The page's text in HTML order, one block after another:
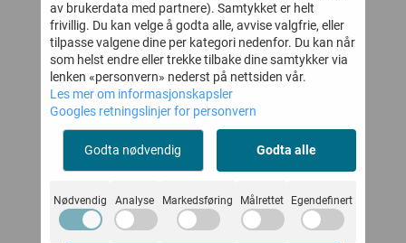
20%
MARMAR
45%
MARMAR SKJØRT
av brukerdata med partnere). Samtykket er helt
frivillig. Du kan velge å godta alle, avvise valgfrie, eller
tilpasse valgene dine per kategori nedenfor. Du kan når
som helst endre eller trekke tilbake dine samtykker via
lenken «personvern» nederst på nettsiden vår.
Les mer om informasjonskapsler
Googles retningslinjer for personvern
Godta nødvendig Godta alle
Nødvendig Analyse Markedsføring Målrettet Egendefinert